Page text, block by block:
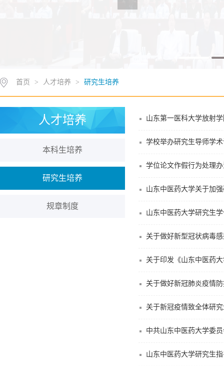
首页 > 人才培养 > 研究生培养
人才培养
本科生培养
研究生培养
规章制度
山东第一医科大学放射
学校举办研究生导师学
学位论文作假行为处理
山东中医药大学关于加
山东中医药大学研究生
关于做好新型冠状病毒
关于印发《山东中医药
关于做好新冠肺炎疫情
关于新冠疫情致全体研
中共山东中医药大学委
山东中医药大学研究生